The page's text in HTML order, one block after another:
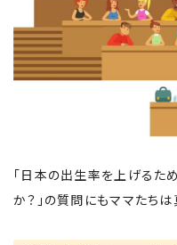
「日本の出生率を上げるた
か？」の質問にもママたちは